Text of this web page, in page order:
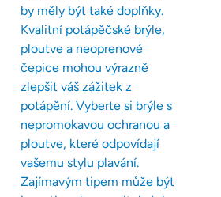
by měly být také doplňky.
Kvalitní potápěčské brýle,
ploutve a neoprenové
čepice mohou výrazně
zlepšit váš zážitek z
potápění. Vyberte si brýle s
nepromokavou ochranou a
ploutve, které odpovídají
vašemu stylu plavání.
Zajímavým tipem může být